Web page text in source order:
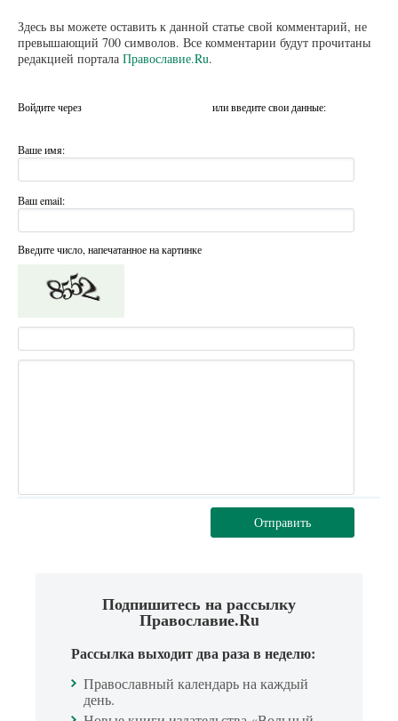
Здесь вы можете оставить к данной статье свой комментарий, не
превышающий 700 символов. Все комментарии будут прочитаны
редакцией портала Православие.Ru.
Войдите через или введите свои данные:
Ваше имя:
Ваш email:
Введите число, напечатанное на картинке
Отправить
Подпишитесь на рассылку
Православие.Ru
Рассылка выходит два раза в неделю:
Православный календарь на каждый
день.